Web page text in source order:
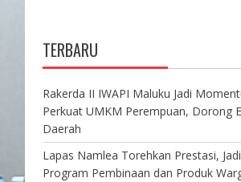
TERBARU
Rakerda II IWAPI Maluku Jadi
Perkuat UMKM Perempuan, Dorong
Daerah
Lapas Namlea Torehkan Prestasi,
Program Pembinaan dan Produk